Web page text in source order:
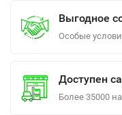
Выгодное
Особые
Доступен
Более 35000